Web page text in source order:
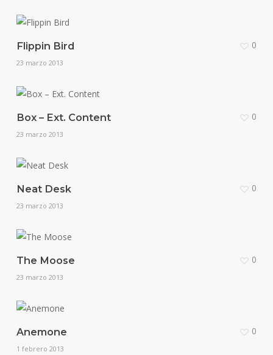
Flippin Bird
23 marzo 2013
0
Box – Ext. Content
23 marzo 2013
0
Neat Desk
23 marzo 2013
0
The Moose
23 marzo 2013
0
Anemone
1 febrero 2013
0